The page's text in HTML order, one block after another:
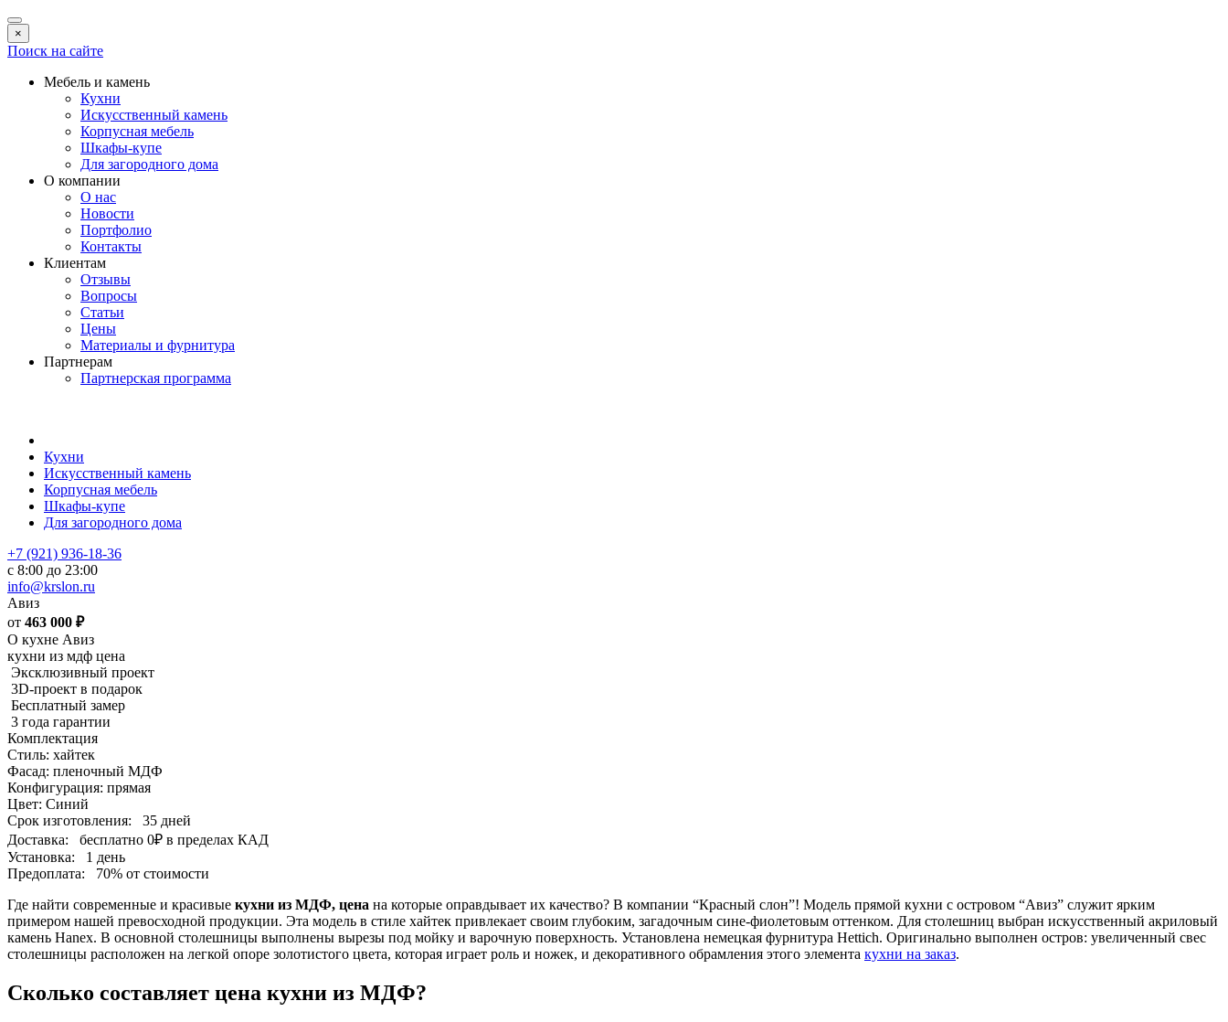
×
Поиск на сайте
Мебель и камень
Кухни
Искусственный камень
Корпусная мебель
Шкафы-купе
Для загородного дома
О компании
О нас
Новости
Портфолио
Контакты
Клиентам
Отзывы
Вопросы
Статьи
Цены
Материалы и фурнитура
Партнерам
Партнерская программа
Кухни
Искусственный камень
Корпусная мебель
Шкафы-купе
Для загородного дома
+7 (921) 936-18-36
с 8:00 до 23:00
info@krslon.ru
Авиз
от 463 000 ₽
О кухне Авиз
кухни из мдф цена
Эксклюзивный проект
3D-проект в подарок
Бесплатный замер
3 года гарантии
Комплектация
Стиль: хайтек
Фасад: пленочный МДФ
Конфигурация: прямая
Цвет: Синий
Срок изготовления:
35 дней
Доставка:
бесплатно 0₽ в пределах КАД
Установка:
1 день
Предоплата:
70% от стоимости
Где найти современные и красивые кухни из МДФ, цена на которые оправдывает их качество? В компании “Красный слон”! Модель прямой кухни с островом “Авиз” служит ярким
примером нашей превосходной продукции. Эта модель в стиле хайтек привлекает своим глубоким, загадочным сине-фиолетовым оттенком. Для столешниц выбран искусственный акриловый
камень Hanex. В основной столешницы выполнены вырезы под мойку и варочную поверхность. Установлена немецкая фурнитура Hettich. Оригинально выполнен остров: увеличенный свес
столешницы расположен на легкой опоре золотистого цвета, которая играет роль и ножек, и декоративного обрамления этого элемента кухни на заказ.
Сколько составляет цена кухни из МДФ?